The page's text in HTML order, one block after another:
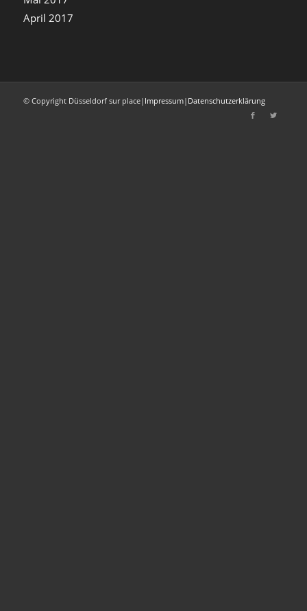
April 2017
© Copyright Düsseldorf sur place| Impressum| Datenschutzerklärung